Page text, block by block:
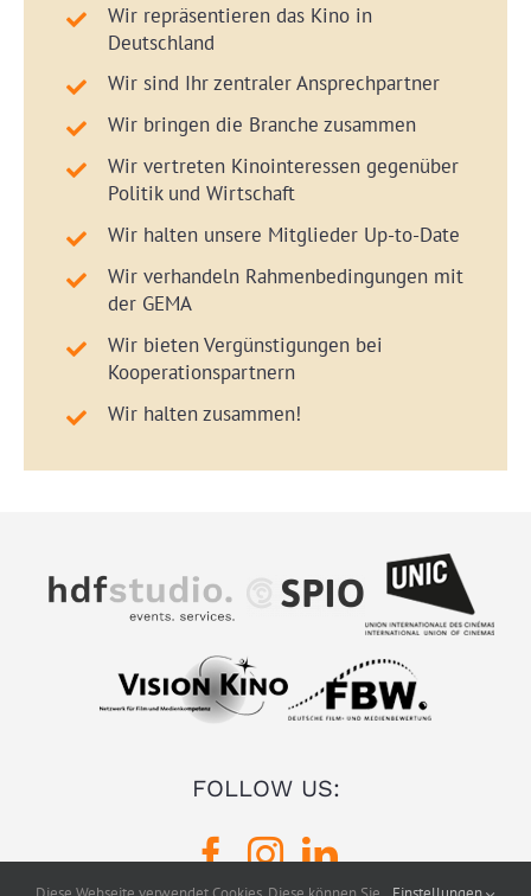
Wir repräsentieren das Kino in
Deutschland
Wir sind Ihr zentraler Ansprechpartner
Wir bringen die Branche zusammen
Wir vertreten Kinointeressen gegenüber
Politik und Wirtschaft
Wir halten unsere Mitglieder Up-to-Date
Wir verhandeln Rahmenbedingungen mit
der GEMA
Wir bieten Vergünstigungen bei
Kooperationspartnern
Wir halten zusammen!
FOLLOW US: